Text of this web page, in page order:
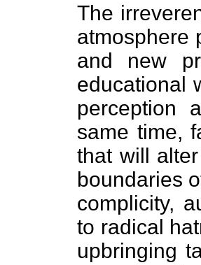
The
atmosphere
and new
educational
perception
same time,
that will
boundaries
complicity,
to radical
upbringing